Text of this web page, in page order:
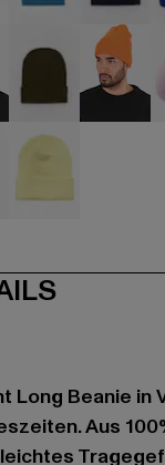
blau
olive
Long Beanie
Aus